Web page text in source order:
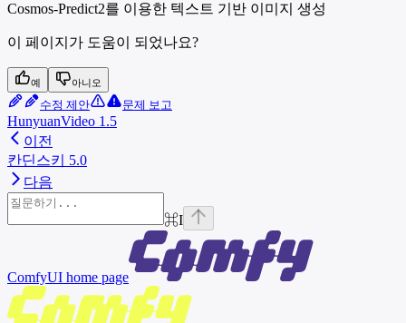
Cosmos-Predict2를 이용한 텍스트 기반 이미지 생성
이 페이지가 도움이 되었나요?
예 아니오
수정 제안 문제 보고
HunyuanVideo 1.5
이전
칸딘스키 5.0
다음
⌘I
ComfyUI home page